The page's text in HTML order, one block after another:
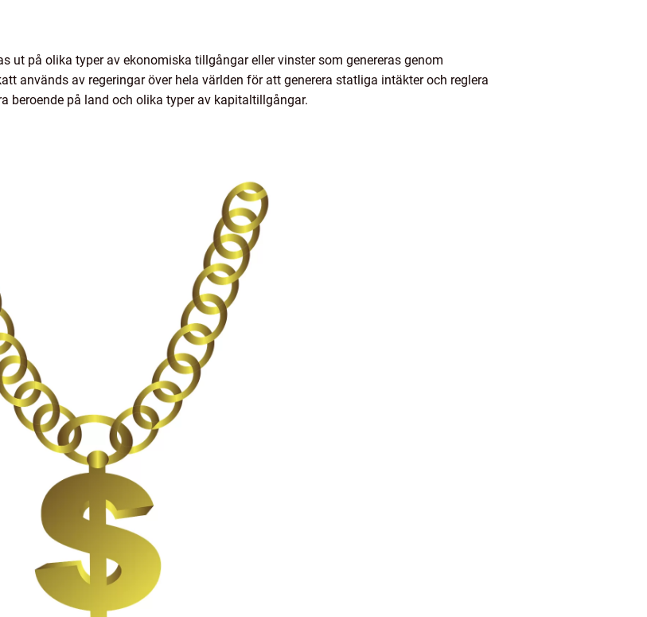
ut på olika typer av ekonomiska tillgångar eller vinster som genereras genom
används av regeringar över hela världen för att generera statliga intäkter och reglera
beroende på land och olika typer av kapitaltillgångar.